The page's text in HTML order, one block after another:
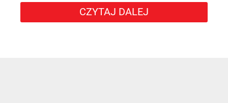
CZYTAJ DALEJ